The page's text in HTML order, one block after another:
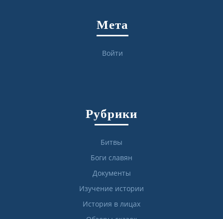
Мета
Войти
Рубрики
Битвы
Боги славян
Документы
Изучение истории
История в лицах